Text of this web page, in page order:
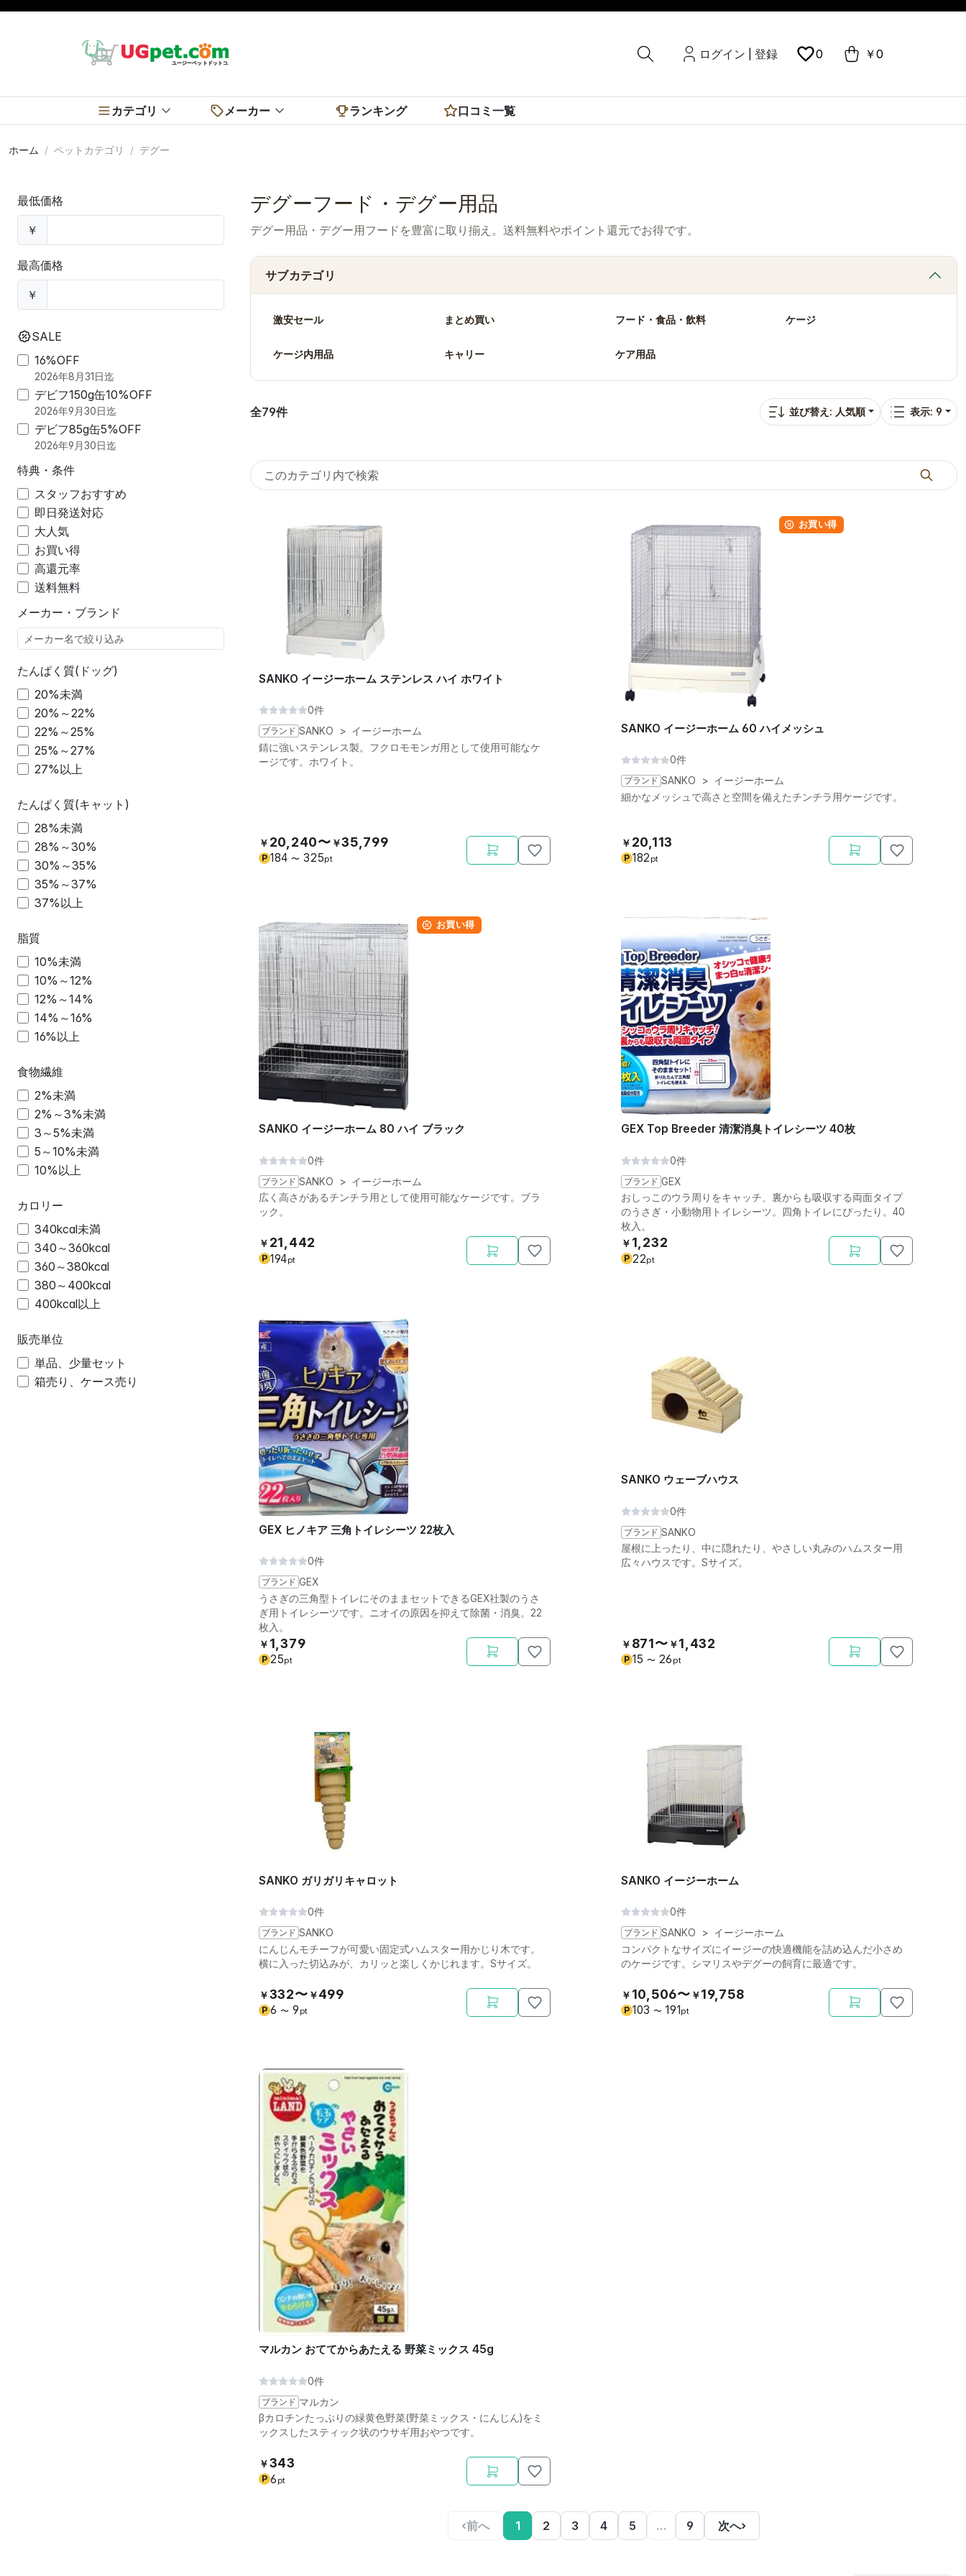
ログイン 登録 0 ￥0
カテゴリ メーカー ランキング 口コミ一覧
ホーム ペットカテゴリ デグー
最低価格
￥
最高価格
￥
SALE
16%OFF
2026年8月31日迄
デビフ150g缶10%OFF
2026年9月30日迄
デビフ85g缶5%OFF
2026年9月30日迄
特典・条件
スタッフおすすめ
即日発送対応
大人気
お買い得
高還元率
送料無料
メーカー・ブランド
たんぱく質(ドッグ)
20%未満
20%～22%
22%～25%
25%～27%
27%以上
たんぱく質(キャット)
28%未満
28%～30%
30%～35%
35%～37%
37%以上
脂質
10%未満
10%～12%
12%～14%
14%～16%
16%以上
食物繊維
2%未満
2%～3%未満
3～5%未満
5～10%未満
10%以上
カロリー
340kcal未満
340～360kcal
360～380kcal
380～400kcal
400kcal以上
販売単位
単品、少量セット
箱売り、ケース売り
デグーフード・デグー用品
デグー用品・デグー用フードを豊富に取り揃え。送料無料やポイント還元でお得です。
サブカテゴリ
激安セール まとめ買い フード・食品・飲料 ケージ
ケージ内用品 キャリー ケア用品
全79件 並び替え: 人気順 表示: 9
SANKO イージーホーム ステンレス ハイ ホワイト
0件
ブランド SANKO > イージーホーム
錆に強いステンレス製。フクロモモンガ用として使用可能なケ
ージです。ホワイト。
￥ 20,240〜 ￥35,799
P 184 〜 325pt
お買い得
SANKO イージーホーム 60 ハイメッシュ
0件
ブランド SANKO > イージーホーム
細かなメッシュで高さと空間を備えたチンチラ用ケージです。
￥ 20,113
P 182 pt
お買い得
SANKO イージーホーム 80 ハイ ブラック
0件
ブランド SANKO > イージーホーム
広く高さがあるチンチラ用として使用可能なケージです。ブラ
ック。
￥ 21,442
P 194pt
GEX Top Breeder 清潔消臭トイレシーツ 40枚
0件
ブランド GEX
おしっこのウラ周りをキャッチ、裏からも吸収する両面タイプ
のうさぎ・小動物用トイレシーツ。四角トイレにぴったり。40
枚入。
￥ 1,232
P 22pt
GEX ヒノキア 三角トイレシーツ 22枚入
0件
ブランド GEX
うさぎの三角型トイレにそのままセットできるGEX社製のうさ
ぎ用トイレシーツです。ニオイの原因を抑えて除菌・消臭。22
枚入。
￥ 1,379
P 25pt
SANKO ウェーブハウス
0件
ブランド SANKO
屋根に上ったり、中に隠れたり、やさしい丸みのハムスター用
広々ハウスです。Sサイズ。
￥ 871〜 ￥1,432
P 15 〜 26 pt
SANKO ガリガリキャロット
0件
ブランド SANKO
にんじんモチーフが可愛い固定式ハムスター用かじり木です。
横に入った切込みが、カリッと楽しくかじれます。Sサイズ。
￥332〜 ￥499
P 6 〜 9 pt
SANKO イージーホーム
0件
ブランド SANKO > イージーホーム
コンパクトなサイズにイージーの快適機能を詰め込んだ小さめ
のケージです。シマリスやデグーの飼育に最適です。
￥ 10,506〜 ￥19,758
P 103 〜 191pt
マルカン おててからあたえる 野菜ミックス 45g
0件
ブランド マルカン
βカロチンたっぷりの緑黄色野菜(野菜ミックス・にんじん)をミ
ックスしたスティック状のウサギ用おやつです。
￥343
P 6 pt
‹前へ 1 2 3 4 5 … 9 次へ›